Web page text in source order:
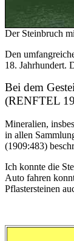
Der Steinbruch
Den
18. Jahrhundert.
Bei dem
(RENFTEL
Mineralien,
in allen
(1909:483)
Ich konnte die
Auto fahren
Pflastersteinen